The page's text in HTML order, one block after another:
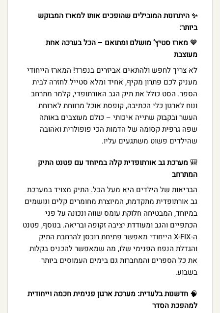
✨ היתרונות המובילים שהופכים אותו למארז המבוקש
ביותר:
💙 מארז סטיץ’ מושלם ומתואם – הכל בערכה אחת
מעוצבת
לא צריך לחפש ולהתאים אביזרים בנפרד! המארז הייחודי
מעניק לכם פתרון מקיף, אחיד ומלא סטייל לחזרה לבית
הספר. הסט כולל את תיק הגב האורתופדי, קלמר מתרחב
ונוח לארגון כלי הכתיבה, קופסת אוכל מרווחת לארוחת
העשר ובקבוק שתייה איכותי – כולם מעוצבים באותה
שפה גרפית קסומה של הדמות הכי פופולרית ואהובה
שהילדים פשוט משתגעים עליו.
🎒 מערכת גב אורתופדית קלה במיוחד עם פטנט התיק
המתרחב
הבריאות של הילדים היא מעל הכל. התיק מצויד במערכת
גב אורתופדית מתקדמת, המיוצרת מחומרים קלים ונושמים
במיוחד, המבטיחה חלוקת עומס שווה ונכונה על פני
הכתפיים והגב ומעודדת יציבה זקופה ובריאה. בנוסף, פטנט
ה-X-FIX הייחודי מאפשר פתיחת רוכסן להרחבת התיק
והגדלת הנפח הפנימי שלו, מה שמאפשר להכניס בקלות
את כל הספרים והמחברות גם בימים העמוסים ביותר
בשבוע.
🧠 חדשנות בלעדית: מערכת ארגון פנימית חכמה וייחודית
למהפכת הסדר